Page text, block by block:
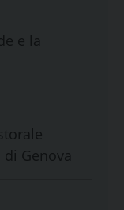
e la
Genova